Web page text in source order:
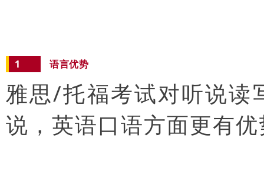
1 语言优势
雅思/托福考试对听说读
说，英语口语方面更有